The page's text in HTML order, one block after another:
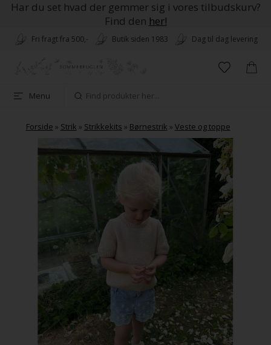
Har du set hvad der gemmer sig i vores tilbudskurv?
Find den her!
Fri fragt fra 500,- Butik siden 1983 Dag til dag levering
Menu
Forside » Strik » Strikkekits » Børnestrik » Veste og toppe